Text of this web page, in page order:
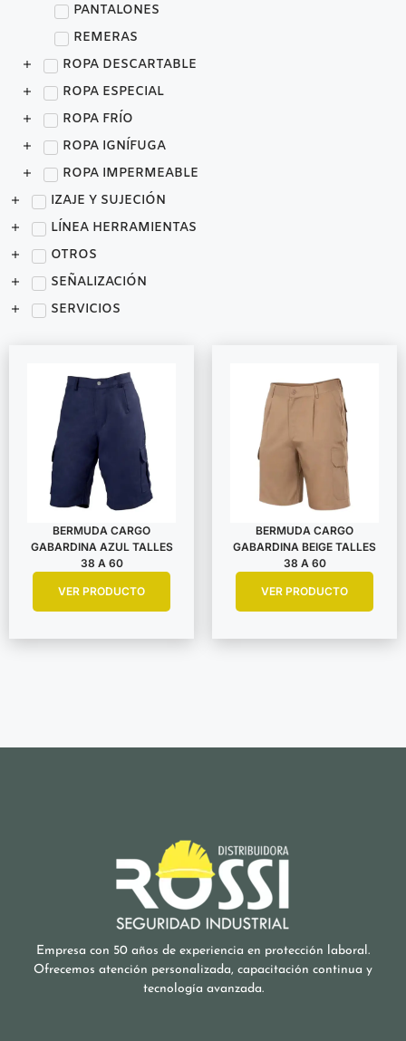
PANTALONES
REMERAS
ROPA DESCARTABLE
ROPA ESPECIAL
ROPA FRÍO
ROPA IGNÍFUGA
ROPA IMPERMEABLE
IZAJE Y SUJECIÓN
LÍNEA HERRAMIENTAS
OTROS
SEÑALIZACIÓN
SERVICIOS
BERMUDA CARGO
GABARDINA AZUL TALLES
38 A 60
VER PRODUCTO
BERMUDA CARGO
GABARDINA BEIGE TALLES
38 A 60
VER PRODUCTO
Empresa con 50 años de experiencia en protección laboral.
Ofrecemos atención personalizada, capacitación continua y
tecnología avanzada.